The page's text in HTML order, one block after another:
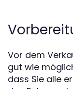
Vor dem
gut wie
dass Sie alle